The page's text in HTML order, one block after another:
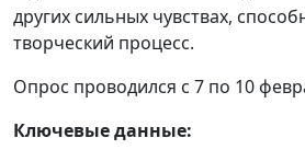
других сильных чувствах,
творческий процесс.
Опрос проводился с 7 по 10
Ключевые данные: